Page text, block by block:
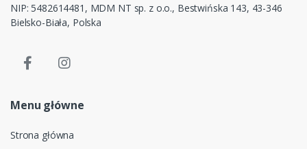
NIP: 5482614481, MDM NT sp. z o.o., Bestwińska 143, 43-346
Bielsko-Biała, Polska
Menu główne
Strona główna